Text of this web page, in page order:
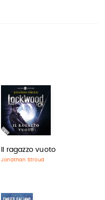
Il ragazzo vuoto
Jonathan Stroud